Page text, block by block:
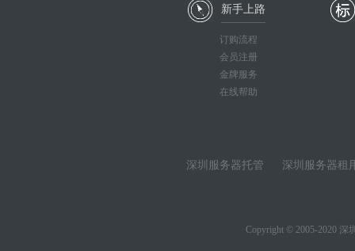
新手上路
订购流程
会员注册
金牌服务
在线帮助
深圳服务器托管 深圳服务器租
Copyright © 2005-2020